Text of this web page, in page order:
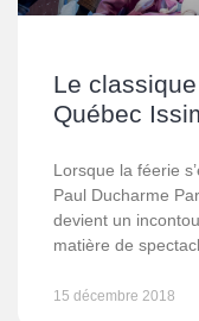
Le
Québec
Lorsque la féerie
Paul Ducharme
devient un
matière de
15 décembre 2018